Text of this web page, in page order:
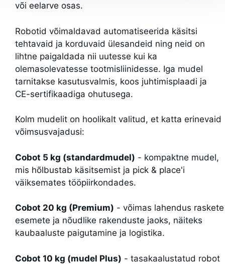
või eelarve osas.
Robotid võimaldavad automatiseerida käsitsi
tehtavaid ja korduvaid ülesandeid ning neid on
lihtne paigaldada nii uutesse kui ka
olemasolevatesse tootmisliinidesse. Iga mudel
tarnitakse kasutusvalmis, koos juhtimisplaadi ja
CE-sertifikaadiga ohutusega.
Kolm mudelit on hoolikalt valitud, et katta erinevaid
võimsusvajadusi:
Cobot 5 kg (standardmudel) - kompaktne mudel,
mis hõlbustab käsitsemist ja pick & place'i
väiksemates tööpiirkondades.
Cobot 20 kg (Premium) - võimas lahendus raskete
esemete ja nõudlike rakenduste jaoks, näiteks
kaubaaluste paigutamine ja logistika.
Cobot 10 kg (mudel Plus) - tasakaalustatud robot